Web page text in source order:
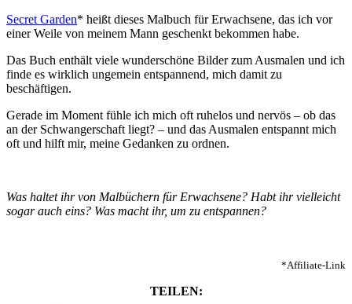
Secret Garden* heißt dieses Malbuch für Erwachsene, das ich vor
einer Weile von meinem Mann geschenkt bekommen habe.
Das Buch enthält viele wunderschöne Bilder zum Ausmalen und ich
finde es wirklich ungemein entspannend, mich damit zu
beschäftigen.
Gerade im Moment fühle ich mich oft ruhelos und nervös – ob das
an der Schwangerschaft liegt? – und das Ausmalen entspannt mich
oft und hilft mir, meine Gedanken zu ordnen.
Was haltet ihr von Malbüchern für Erwachsene? Habt ihr vielleicht
sogar auch eins? Was macht ihr, um zu entspannen?
*Affiliate-Link
TEILEN: